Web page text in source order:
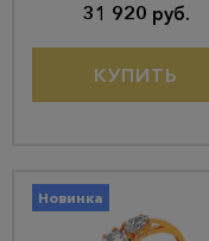
31 920 руб.
КУПИТЬ
Новинка